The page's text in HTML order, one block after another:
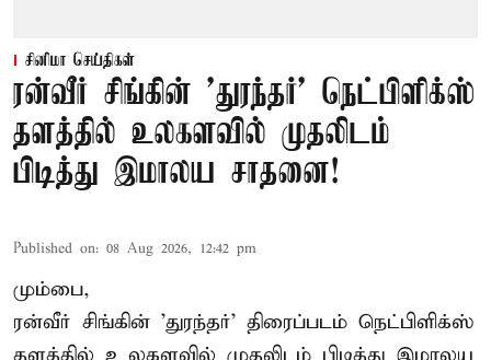
சினிமா செய்திகள்
ரன்வீர் சிங்கின் 'துரந்தர்' நெட்பிளிக்ஸ்
தளத்தில் உலகளவில் முதலிடம்
பிடித்து இமாலய சாதனை!
Published on: 08 Aug 2026, 12:42 pm
மும்பை,
ரன்வீர் சிங்கின் 'துரந்தர்' திரைப்படம் நெட்பிளிக்ஸ்